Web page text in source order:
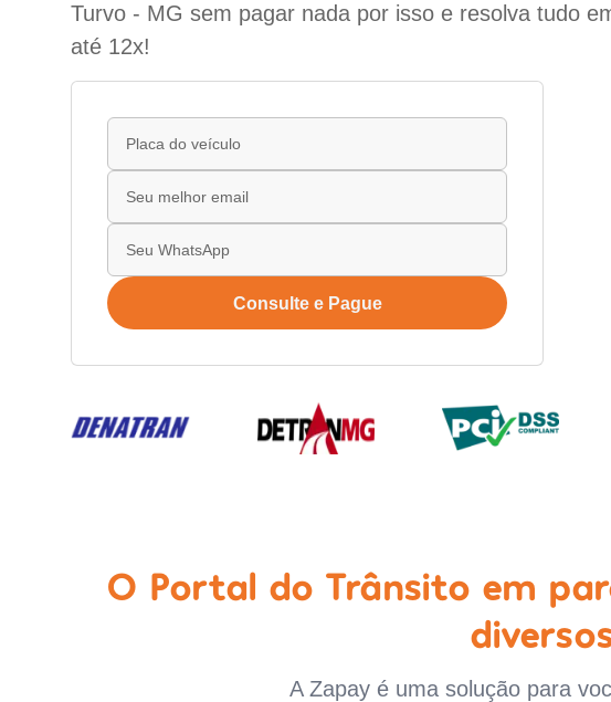
Turvo - MG sem pagar nada por isso e resolva tudo
até 12x!
Consulte e Pague
O Portal do Trânsito em
A Zapay é uma solução para